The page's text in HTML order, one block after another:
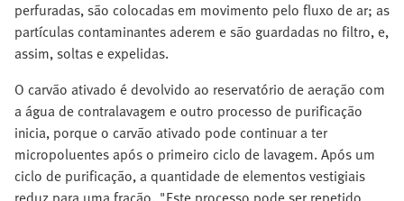
perfuradas, são colocadas em movimento pelo fluxo de ar; as
partículas contaminantes aderem e são guardadas no filtro, e,
assim, soltas e expelidas.
O carvão ativado é devolvido ao reservatório de aeração com
a água de contralavagem e outro processo de purificação
inicia, porque o carvão ativado pode continuar a ter
micropoluentes após o primeiro ciclo de lavagem. Após um
ciclo de purificação, a quantidade de elementos vestigiais